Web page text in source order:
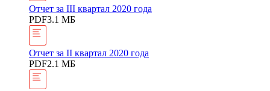
Отчет за III квартал 2020 года
PDF3.1 МБ
Отчет за II квартал 2020 года
PDF2.1 МБ